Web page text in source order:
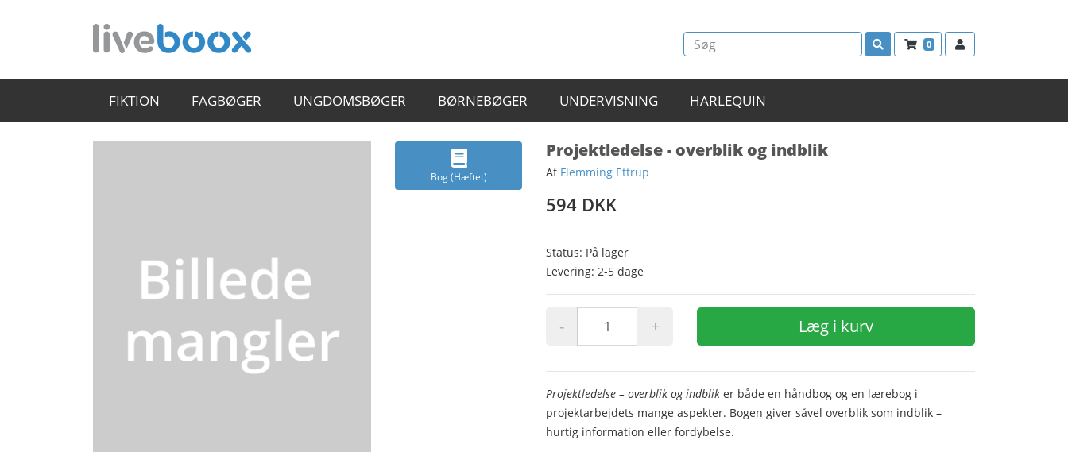
0
FIKTION FAGBØGER UNGDOMSBØGER BØRNEBØGER UNDERVISNING HARLEQUIN
Bog (Hæftet)
Projektledelse - overblik og indblik
Af Flemming Ettrup
594 DKK
Status: På lager
Levering: 2-5 dage
- + Læg i kurv
Projektledelse – overblik og indblik er både en håndbog og en lærebog i
projektarbejdets mange aspekter. Bogen giver såvel overblik som indblik –
hurtig information eller fordybelse.